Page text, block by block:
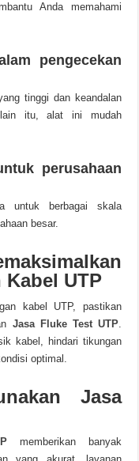
Anda memahami
pengecekan
tinggi dan keandalan
itu, alat ini mudah
perusahaan
untuk berbagai skala
besar.
UTP
kabel UTP, pastikan
Jasa Fluke Test UTP.
kabel, hindari tikungan
optimal.
Jasa
memberikan banyak